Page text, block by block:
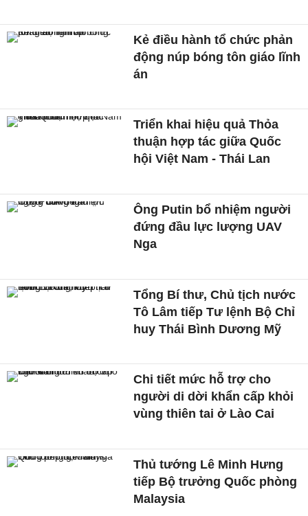
Kẻ điều hành tổ chức phản
động núp bóng tôn giáo lĩnh
án
Triển khai hiệu quả Thỏa
thuận hợp tác giữa Quốc
hội Việt Nam - Thái Lan
Ông Putin bổ nhiệm người
đứng đầu lực lượng UAV
Nga
Tổng Bí thư, Chủ tịch nước
Tô Lâm tiếp Tư lệnh Bộ Chỉ
huy Thái Bình Dương Mỹ
Chi tiết mức hỗ trợ cho
người di dời khẩn cấp khỏi
vùng thiên tai ở Lào Cai
Thủ tướng Lê Minh Hưng
tiếp Bộ trưởng Quốc phòng
Malaysia